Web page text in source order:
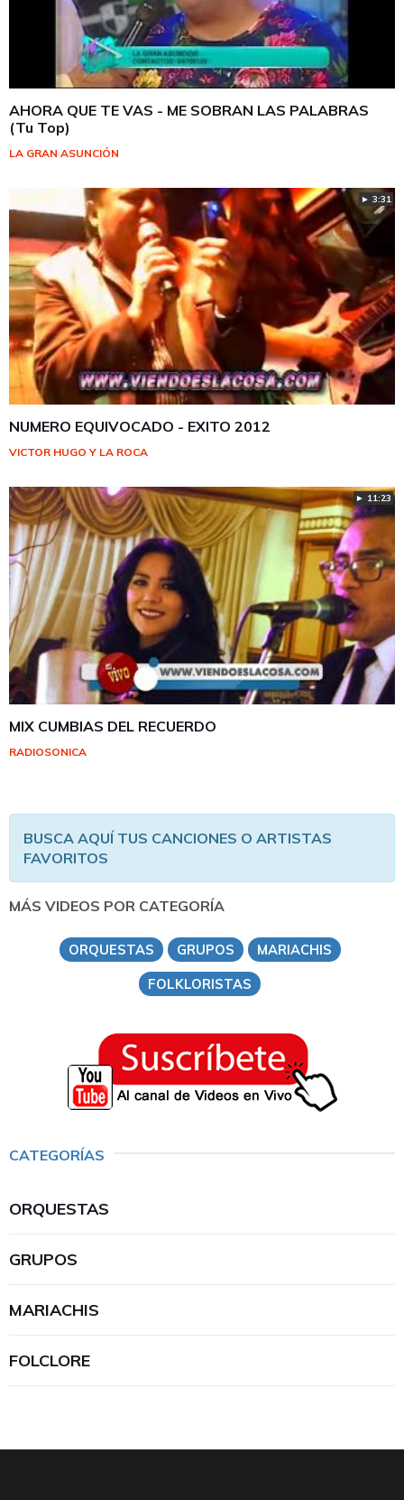
AHORA QUE TE VAS - ME SOBRAN LAS PALABRAS
(Tu Top)
LA GRAN ASUNCIÓN
► 3:31
NUMERO EQUIVOCADO - EXITO 2012
VICTOR HUGO Y LA ROCA
► 11:23
MIX CUMBIAS DEL RECUERDO
RADIOSONICA
BUSCA AQUÍ TUS CANCIONES O ARTISTAS
FAVORITOS
MÁS VIDEOS POR CATEGORÍA
ORQUESTAS GRUPOS
MARIACHIS
FOLKLORISTAS
CATEGORÍAS
ORQUESTAS
GRUPOS
MARIACHIS
FOLCLORE